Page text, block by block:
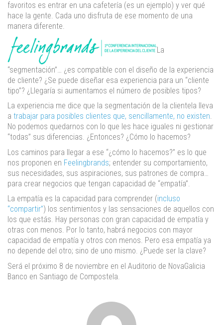
favoritos es entrar en una cafetería (es un ejemplo) y ver qué
hace la gente. Cada uno disfruta de ese momento de una
manera diferente.
La
“segmentación”… ¿es compatible con el diseño de la experiencia
de cliente? ¿Se puede diseñar esa experiencia para un “cliente
tipo”? ¿Llegaría si aumentamos el número de posibles tipos?
La experiencia me dice que la segmentación de la clientela lleva
a trabajar para posibles clientes que, sencillamente, no existen.
No podemos quedarnos con lo que les hace iguales ni gestionar
“todas” sus diferencias. ¿Entonces? ¿Cómo lo hacemos?
Los caminos para llegar a ese “¿cómo lo hacemos?” es lo que
nos proponen en Feelingbrands; entender su comportamiento,
sus necesidades, sus aspiraciones, sus patrones de compra…
para crear negocios que tengan capacidad de “empatía”.
La empatía es la capacidad para comprender (incluso
“compartir”) los sentimientos y las sensaciones de aquellos con
los que estás. Hay personas con gran capacidad de empatía y
otras con menos. Por lo tanto, habrá negocios con mayor
capacidad de empatía y otros con menos. Pero esa empatía ya
no depende del otro; sino de uno mismo. ¿Puede ser la clave?
Será el próximo 8 de noviembre en el Auditorio de NovaGalicia
Banco en Santiago de Compostela.